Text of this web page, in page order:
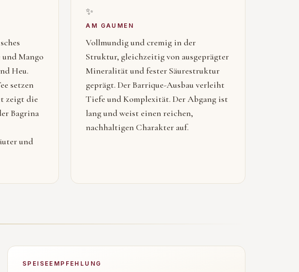
Mango
Heu.
setzen
zeigt die
Bagrina
und
✨
AM GAUMEN
Vollmundig und cremig in der
Struktur, gleichzeitig von ausgeprägter
Mineralität und fester Säurestruktur
geprägt. Der Barrique-Ausbau verleiht
Tiefe und Komplexität. Der Abgang ist
lang und weist einen reichen,
nachhaltigen Charakter auf.
SPEISEEMPFEHLUNG